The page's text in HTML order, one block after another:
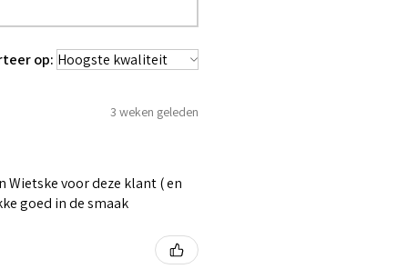
op:
3 weken geleden
voor deze klant ( en
goed in de smaak